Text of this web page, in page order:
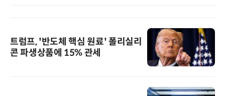
트럼프, '반도체 핵심 원료' 폴리실리
콘 파생상품에 15% 관세